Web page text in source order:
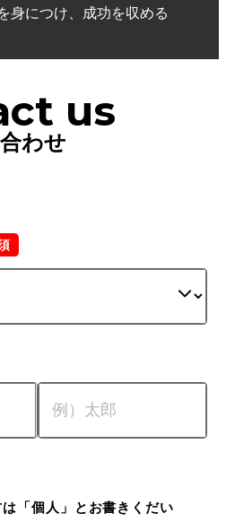
身につけ、成功を収める
us
わせ
「個人」とお書きくだい